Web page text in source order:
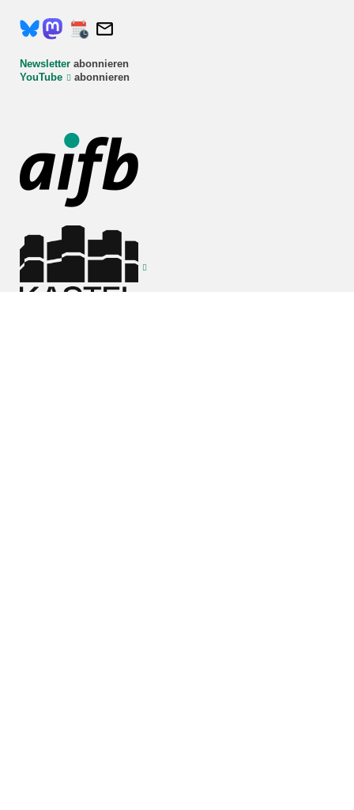
Newsletterabonnieren
YouTube
abonnieren